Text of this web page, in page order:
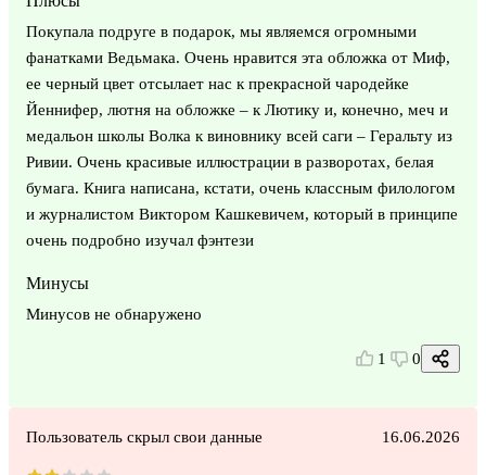
Покупала подруге в подарок, мы являемся огромными
фанатками Ведьмака. Очень нравится эта обложка от Миф,
ее черный цвет отсылает нас к прекрасной чародейке
Йеннифер, лютня на обложке – к Лютику и, конечно, меч и
медальон школы Волка к виновнику всей саги – Геральту из
Ривии. Очень красивые иллюстрации в разворотах, белая
бумага. Книга написана, кстати, очень классным филологом
и журналистом Виктором Кашкевичем, который в принципе
очень подробно изучал фэнтези
Минусы
Минусов не обнаружено
1 0
Пользователь скрыл свои данные 16.06.2026